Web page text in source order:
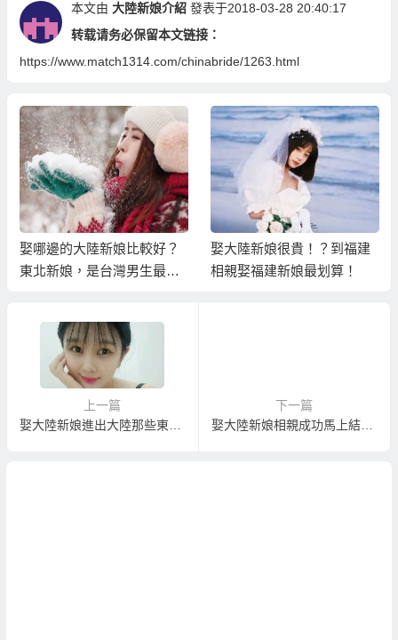
本文由 大陸新娘介紹 發表于2018-03-28 20:40:17
转载请务必保留本文链接：
https://www.match1314.com/chinabride/1263.html
娶哪邊的大陸新娘比較好？
東北新娘，是台灣男生最值
娶大陸新娘很貴！？到福建
相親娶福建新娘最划算！
上一篇
娶大陸新娘進出大陸那些東西不能帶？
下一篇
娶大陸新娘相親成功馬上結婚似乎太快了？